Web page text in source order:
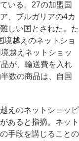
いる。27の加盟国
、ブルガリアの4カ
しい国とされた。た
境越えのネットショ
越えネットショッ
が、輸送費を入れ
数の商品は、自国
えのネットショッピ
あると指摘。ネット
手段を講じることの